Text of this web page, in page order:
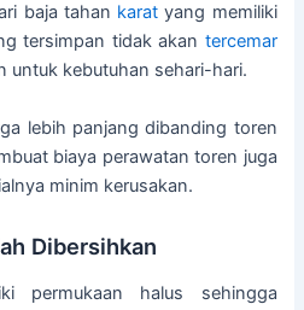
baja tahan karat yang memiliki
tersimpan tidak akan tercemar
untuk kebutuhan sehari-hari.
lebih panjang dibanding toren
biaya perawatan toren juga
minim kerusakan.
Dibersihkan
permukaan halus sehingga